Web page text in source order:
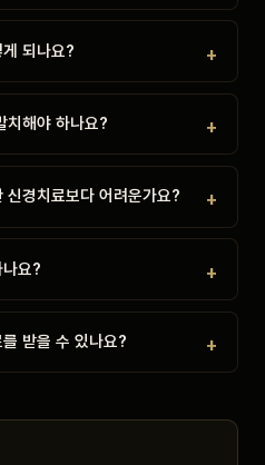
되나요?
치해야 하나요?
경치료보다 어려운가요?
요?
받을 수 있나요?